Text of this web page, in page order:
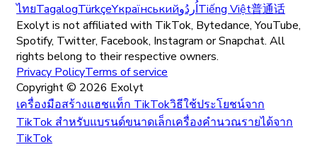
ไทยTagalogTürkçeYкраїнськийاُردُوTiếng Việt普通话
Exolyt is not affiliated with TikTok, Bytedance, YouTube,
Spotify, Twitter, Facebook, Instagram or Snapchat. All
rights belong to their respective owners.
Privacy PolicyTerms of service
Copyright © 2026 Exolyt
เครื่องมือสร้างแฮชแท็ก TikTokวิธีใช้ประโยชน์จาก
TikTok สำหรับแบรนด์ขนาดเล็กเครื่องคำนวณรายได้จาก
TikTok